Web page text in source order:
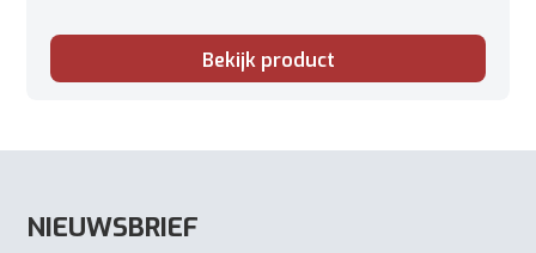
Bekijk product
NIEUWSBRIEF